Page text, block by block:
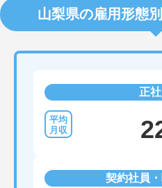
山梨県の雇用形態
正
契約社員